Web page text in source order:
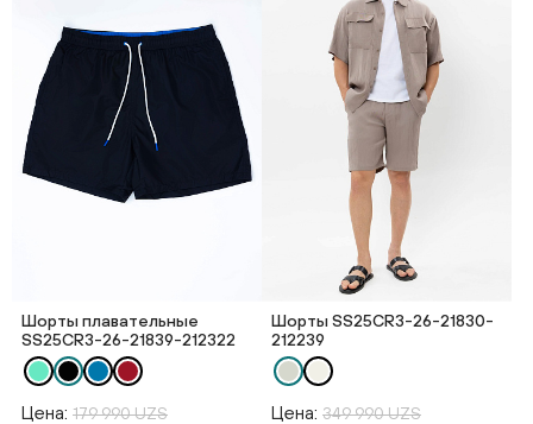
Шорты плавательные
SS25CR3-26-21839-212322
Цена: 179 990 UZS
Шорты SS25CR3-26-21830-
212239
Цена: 349 990 UZS